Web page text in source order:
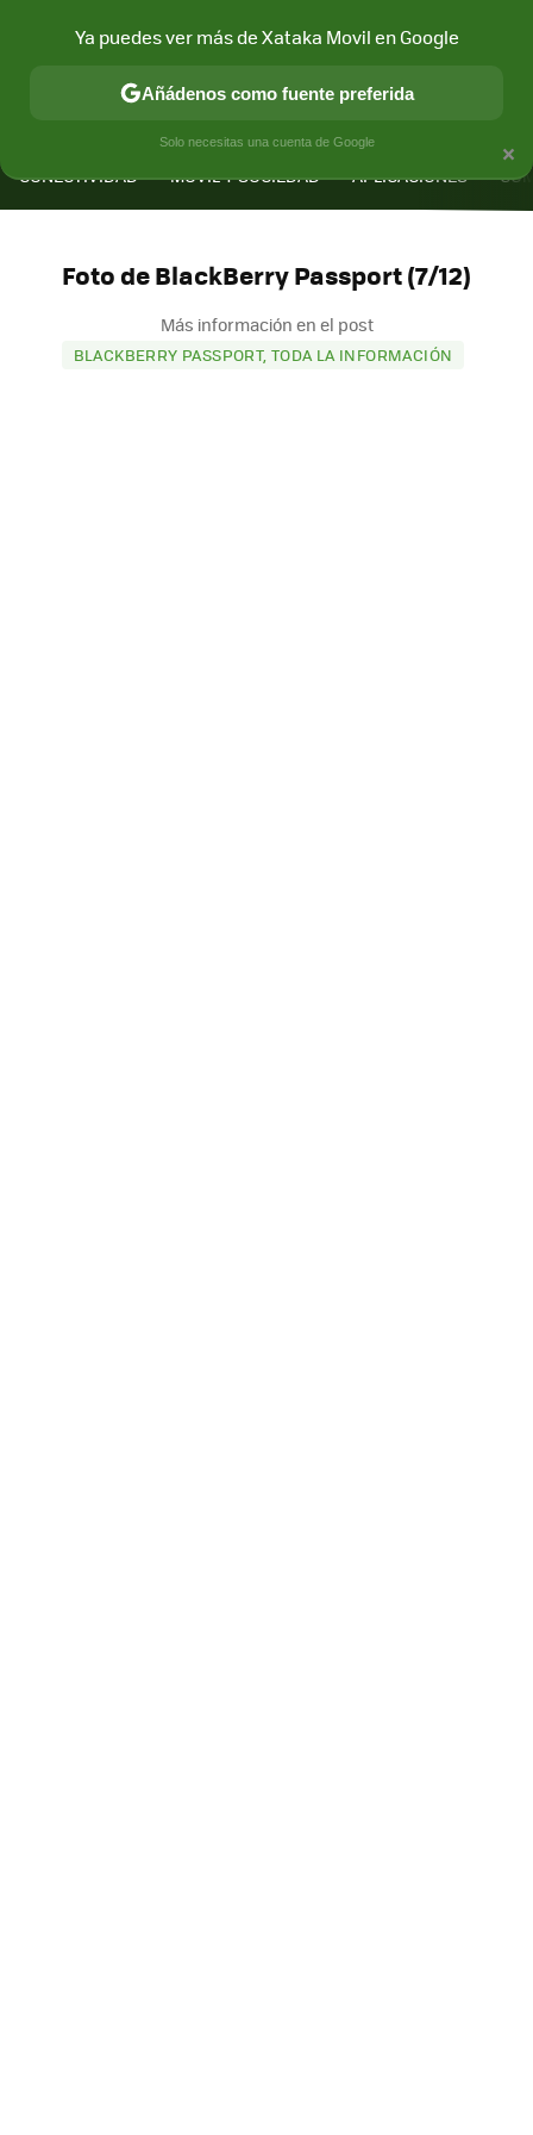
CONECTIVIDAD MÓVIL Y SOCIEDAD APLICACIONES
Foto de BlackBerry Passport (7/12)
Más información en el post
BLACKBERRY PASSPORT, TODA LA INFORMACIÓN
×
Ya puedes ver más de Xataka Movil en Google
Añádenos como fuente preferida
Solo necesitas una cuenta de Google